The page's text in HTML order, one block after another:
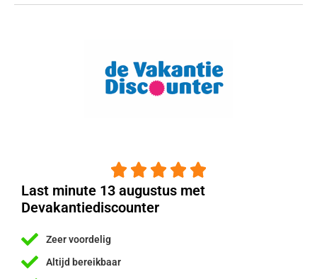
    
Last minute 13 augustus met
Devakantiediscounter
Zeer voordelig
Altijd bereikbaar